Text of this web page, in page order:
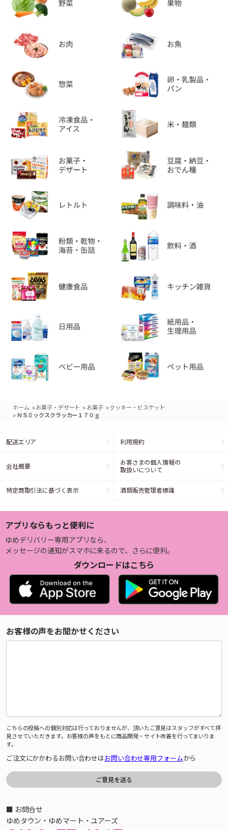
ホーム >お菓子・デザート > お菓子 >クッキー・ビスケット
> ＮＳミックスクラッカー１７０ｇ
配送エリア 利用規約
会社概要
お客さまの個人情報の
取扱いについて
特定商取引法に基づく表示 酒類販売管理者標識
アプリならもっと便利に
ゆめデリバリー専用アプリなら、
メッセージの通知がスマホに来るので、さらに便利。
ダウンロードはこちら
お客様の声をお聞かせください
こちらの投稿への個別対応は行っておりませんが、頂いたご意見はスタッフがすべて拝
見させていただきます。お客様の声をもとに商品開発・サイト改善を行ってまいりま
す。
ご注文にかかわるお問い合わせはお問い合わせ専用フォームから
■ お問合せ
ゆめタウン・ゆめマート・ユアーズ